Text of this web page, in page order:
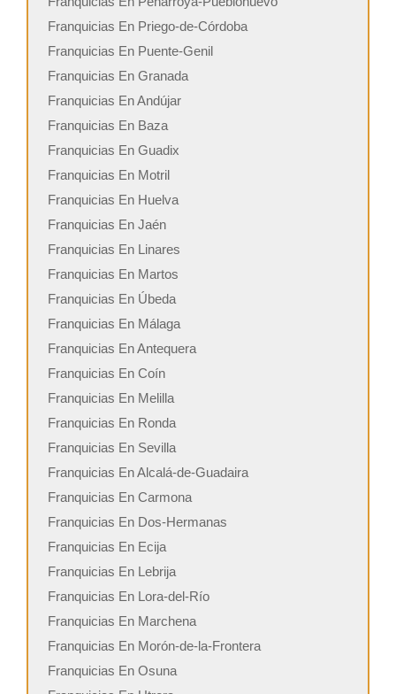
Franquicias En Priego-de-Córdoba
Franquicias En Puente-Genil
Franquicias En Granada
Franquicias En Andújar
Franquicias En Baza
Franquicias En Guadix
Franquicias En Motril
Franquicias En Huelva
Franquicias En Jaén
Franquicias En Linares
Franquicias En Martos
Franquicias En Úbeda
Franquicias En Málaga
Franquicias En Antequera
Franquicias En Coín
Franquicias En Melilla
Franquicias En Ronda
Franquicias En Sevilla
Franquicias En Alcalá-de-Guadaira
Franquicias En Carmona
Franquicias En Dos-Hermanas
Franquicias En Ecija
Franquicias En Lebrija
Franquicias En Lora-del-Río
Franquicias En Marchena
Franquicias En Morón-de-la-Frontera
Franquicias En Osuna